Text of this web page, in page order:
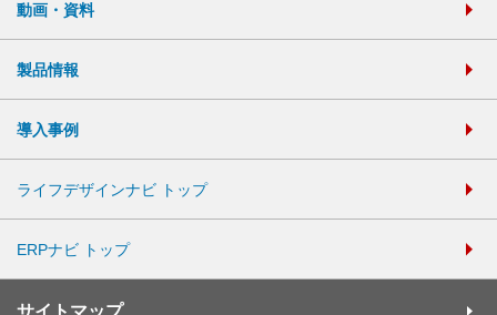
動画・資料
製品情報
導入事例
ライフデザインナビ トップ
ERPナビ トップ